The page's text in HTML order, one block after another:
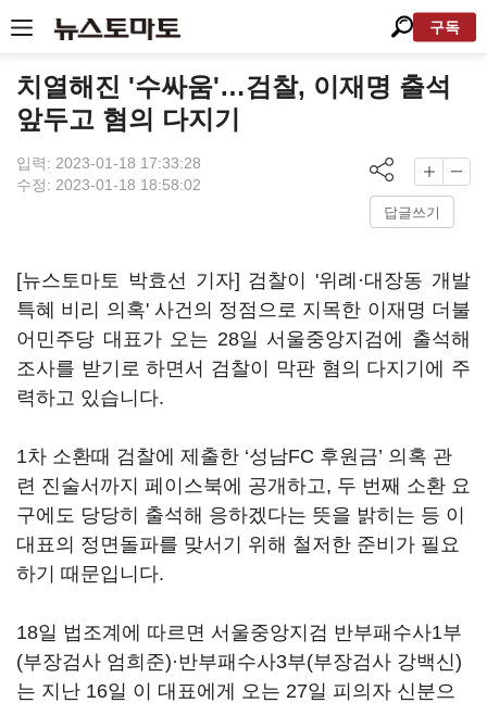
구독
치열해진 '수싸움'…검찰, 이재명 출석
앞두고 혐의 다지기
입력: 2023-01-18 17:33:28
수정: 2023-01-18 18:58:02
답글쓰기
[뉴스토마토 박효선 기자] 검찰이 '위례·대장동 개발
특혜 비리 의혹' 사건의 정점으로 지목한 이재명 더불
어민주당 대표가 오는 28일 서울중앙지검에 출석해
조사를 받기로 하면서 검찰이 막판 혐의 다지기에 주
력하고 있습니다.
1차 소환때 검찰에 제출한 ‘성남FC 후원금’ 의혹 관
련 진술서까지 페이스북에 공개하고, 두 번째 소환 요
구에도 당당히 출석해 응하겠다는 뜻을 밝히는 등 이
대표의 정면돌파를 맞서기 위해 철저한 준비가 필요
하기 때문입니다.
18일 법조계에 따르면 서울중앙지검 반부패수사1부
(부장검사 엄희준)·반부패수사3부(부장검사 강백신)
는 지난 16일 이 대표에게 오는 27일 피의자 신분으